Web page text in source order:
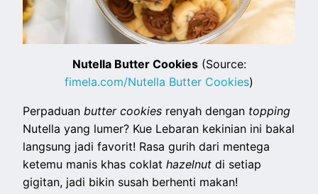
Nutella Butter Cookies(Source:
fimela.com/Nutella Butter Cookies)
Perpaduan butter cookies renyah dengan topping
Nutella yang lumer? Kue Lebaran kekinian ini bakal
langsung jadi favorit! Rasa gurih dari mentega
ketemu manis khas coklathazelnut di setiap
gigitan, jadi bikin susah berhenti makan!